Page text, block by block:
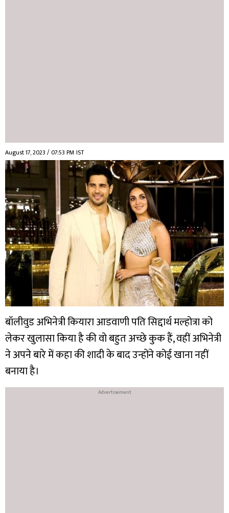
August 17, 2023 / 07:53 PM IST
बॉलीवुड अभिनेत्री कियारा आडवाणी पति सिद्दार्थ मल्होत्रा को
लेकर खुलासा किया है की वो बहुत अच्छे कुक हैं, वहीं अभिनेत्री
ने अपने बारे में कहा की शादी के बाद उन्होंने कोई खाना नहीं
बनाया है।